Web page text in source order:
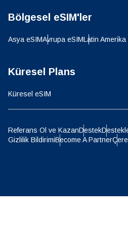
Bölgesel eSIM'ler
Asya eSIMAvrupa eSIMLatin Amerika
Küresel Plans
Küresel eSIM
Referans Ol ve KazanDestek
Gizlilik BildirimiBecome A Partner